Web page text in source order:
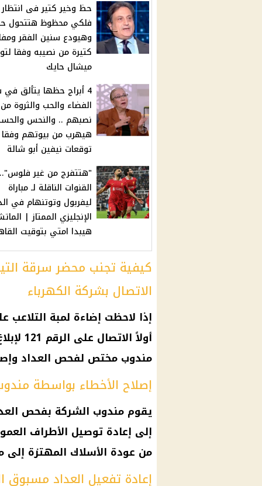
حظ وخير كتير فى
فلكي محظوظ هتتحول
وهيودع سنين الفقر
كتيرة من نصيبه وفقا
ميشال حايك
4 أبراج حظها يتألق
الفضاء والحب والثروة من
نصبهم .. والنحس
هيهرب من بيوتهم وفقا
توقعات نيفين أبو شالة
"هتتفرج من غير فلوس"..
القنوات الناقلة لـ مباراة
ليفربول وتوتنهام في
الإنجليزي الممتاز |
هيبدا امتي بتوقيت
كيفية تجنب محضر سرقة
الاتصال بشركة الكهرباء
إذا لاحظت إضاءة لمبة
أولاً
مندوب مختص لفحص العداد
إصلاح الأخطاء بواسطة
يقوم مندوب الشركة بفحص
إلى إعادة توصيل الأطراف
من عودة الأسلاك المهتزة إلى
إعادة تفعيل العداد مسبوق